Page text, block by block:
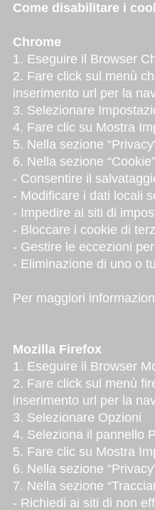
Come disabilitare i
Chrome
1. Eseguire il Browser
2. Fare click sul menù
inserimento url per la
3. Selezionare
4. Fare clic su Mostra
5. Nella sezione
6. Nella sezione
- Consentire il
- Modificare i dati locali
- Impedire ai siti di
- Bloccare i cookie di
- Gestire le eccezioni
- Eliminazione di uno o
Per maggiori
Mozilla Firefox
1. Eseguire il Browser
2. Fare click sul menù
inserimento url per la
3. Selezionare Opzioni
4. Seleziona il pannello
5. Fare clic su Mostra
6. Nella sezione
7. Nella sezione
- Richiedi ai siti di non